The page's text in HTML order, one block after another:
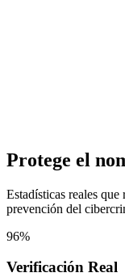
Protege el
Estadísticas reales
prevención del
96%
Verificación Real